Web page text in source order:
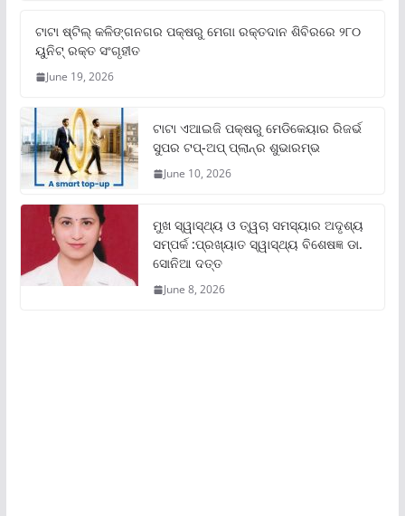
ଟାଟା ଷ୍ଟିଲ୍‌ କଳିଙ୍ଗନଗର ପକ୍ଷରୁ ମେଗା ରକ୍ତଦାନ ଶିବିରରେ ୨୮୦
ୟୁନିଟ୍‌ ରକ୍ତ ସଂଗୃହୀତ
June 19, 2026
ଟାଟା ଏଆଇଜି ପକ୍ଷରୁ ମେଡିକେୟାର ରିଜର୍ଭ
ସୁପର ଟପ୍‌-ଅପ୍ ପ୍ଲାନ୍‌ର ଶୁଭାରମ୍ଭ
June 10, 2026
ମୁଖ ସ୍ୱାସ୍ଥ୍ୟ ଓ ତ୍ୱଚା ସମସ୍ୟାର ଅଦୃଶ୍ୟ
ସମ୍ପର୍କ :ପ୍ରଖ୍ୟାତ ସ୍ୱାସ୍ଥ୍ୟ ବିଶେଷଜ୍ଞ ଡା.
ସୋନିଆ ଦତ୍ତ
June 8, 2026